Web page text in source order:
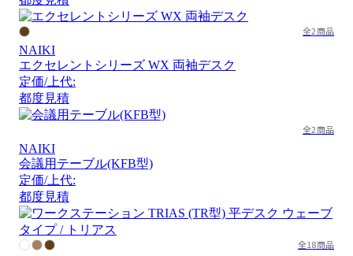
全2商品
NAIKI
エクセレントシリーズ WX 両袖デスク
定価/上代:
都度見積
全2商品
NAIKI
会議用テーブル(KFB型)
定価/上代:
都度見積
全18商品